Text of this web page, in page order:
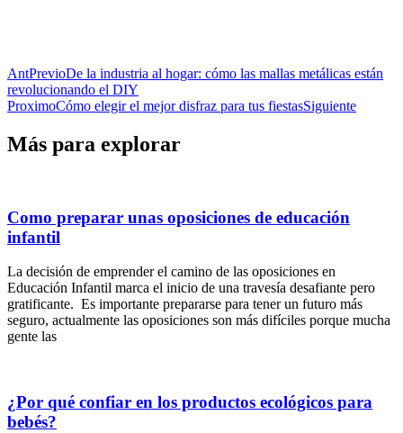
AntPrevioDe la industria al hogar: cómo las mallas metálicas están
revolucionando el DIY
ProximoCómo elegir el mejor disfraz para tus fiestasSiguiente
Más para explorar
Como preparar unas oposiciones de educación
infantil
La decisión de emprender el camino de las oposiciones en
Educación Infantil marca el inicio de una travesía desafiante pero
gratificante. Es importante prepararse para tener un futuro más
seguro, actualmente las oposiciones son más difíciles porque mucha
gente las
¿Por qué confiar en los productos ecológicos para
bebés?